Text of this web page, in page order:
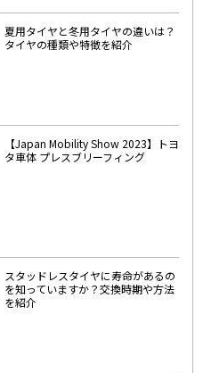
夏用タイヤと冬用タイヤの違いは？
タイヤの種類や特徴を紹介
【Japan Mobility Show 2023】トヨ
タ車体 プレスブリーフィング
スタッドレスタイヤに寿命があるの
を知っていますか？交換時期や方法
を紹介